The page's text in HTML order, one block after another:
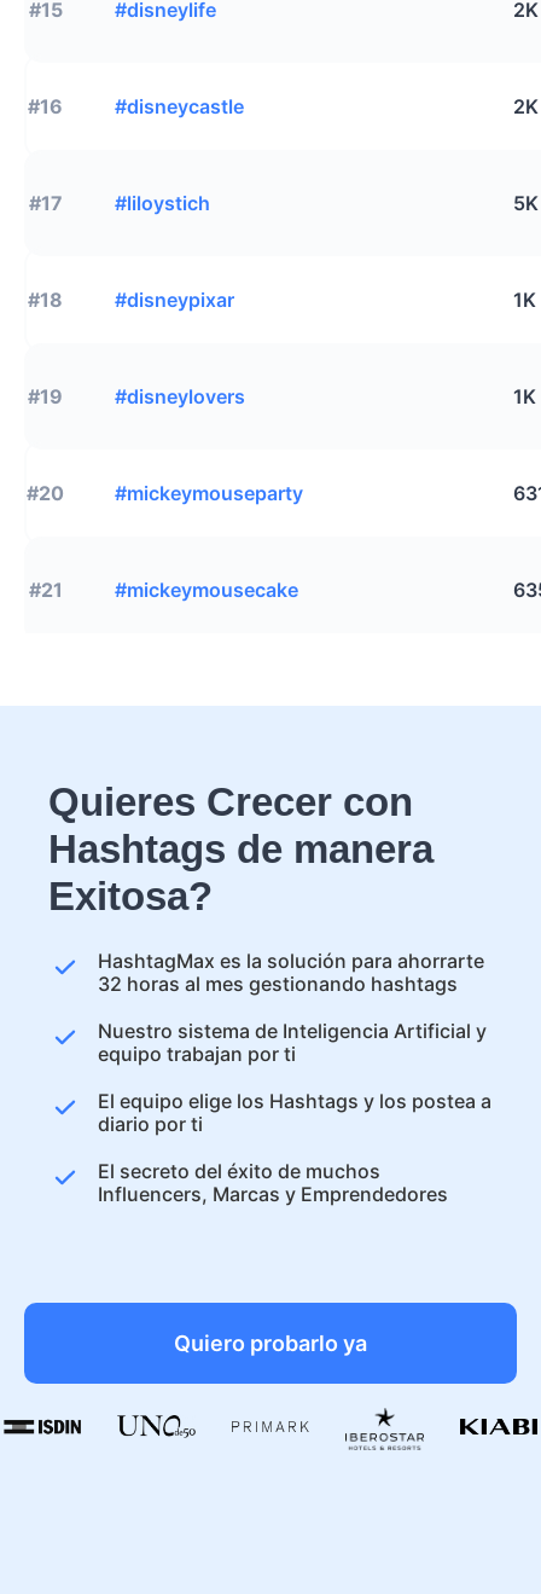
#15 #disneylife 2K
#16 #disneycastle 2K
#17 #liloystich 5K
#18 #disneypixar 1K
#19 #disneylovers 1K
#20 #mickeymouseparty
#21 #mickeymousecake
Quieres Crecer con
Hashtags de manera
Exitosa?
HashtagMax es la solución para ahorrarte
32 horas al mes gestionando hashtags
Nuestro sistema de Inteligencia Artificial y
equipo trabajan por ti
El equipo elige los Hashtags y los postea a
diario por ti
El secreto del éxito de muchos
Influencers, Marcas y Emprendedores
Quiero probarlo ya